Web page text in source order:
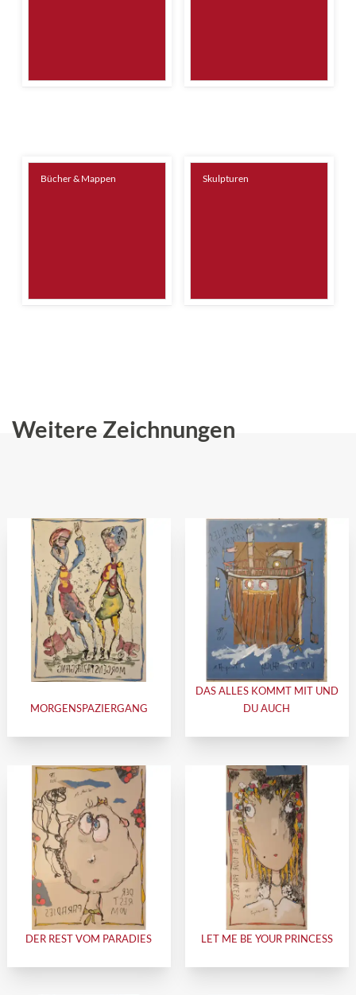
Bücher & Mappen Skulpturen
Weitere Zeichnungen
MORGENSPAZIERGANG
DAS ALLES KOMMT MIT UND
DU AUCH
DER REST VOM PARADIES LET ME BE YOUR PRINCESS